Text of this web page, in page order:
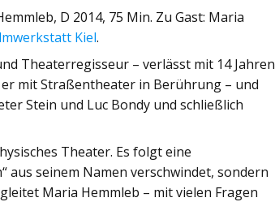
D 2014, 75 Min. Zu Gast: Maria
Kiel.
Theaterregisseur – verlässt mit 14 Jahren
mit Straßentheater in Berührung – und
Stein und Luc Bondy und schließlich
Theater. Es folgt eine
aus seinem Namen verschwindet, sondern
Maria Hemmleb – mit vielen Fragen